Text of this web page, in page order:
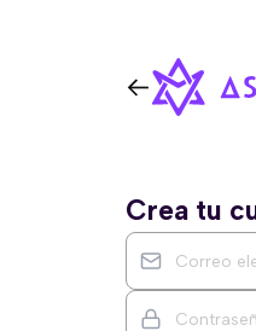
Crea tu